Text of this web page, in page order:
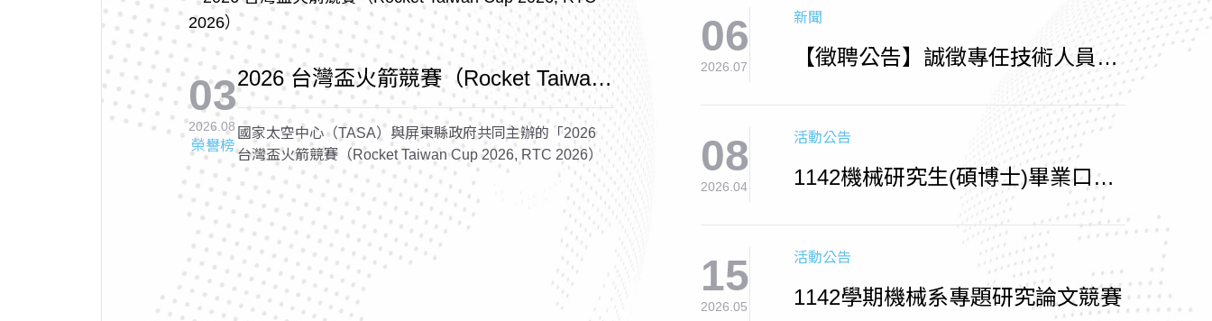
03
2026.08
榮譽榜
2026 台灣盃火箭競賽（Rocket Taiwan
Cup 2026, RTC 2026）
國家太空中心（TASA）與屏東縣政府共同主辦的「2026
台灣盃火箭競賽（Rocket Taiwan Cup 2026, RTC 2026）
06
2026.07
新聞
【徵聘公告】誠徵專任技術人員
08
2026.04
活動公告
1142機械研究生(碩博士)畢業口試
15
2026.05
活動公告
1142學期機械系專題研究論文競賽